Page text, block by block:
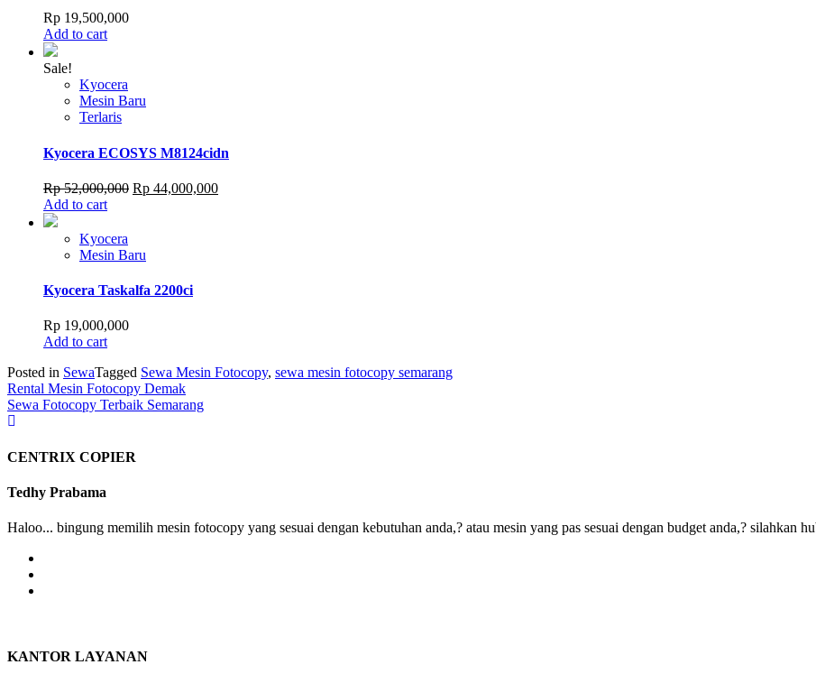
Rp 19,500,000
Add to cart
Sale!
Kyocera
Mesin Baru
Terlaris
Kyocera ECOSYS M8124cidn
Rp52,000,000 Original
Rp 44,000,000Current
Add to cart
Kyocera
Mesin Baru
Kyocera Taskalfa 2200ci
Rp 19,000,000
Add to cart
Posted in SewaTagged Sewa Mesin Fotocopy, sewa mesin fotocopy semarang
Post
navigation
Rental Mesin Fotocopy Demak
Sewa Fotocopy Terbaik Semarang
CENTRIX COPIER
Tedhy Prabama
Haloo... bingung memilih mesin fotocopy yang sesuai dengan kebutuhan anda,? atau mesin yang pas sesuai dengan budget anda,? silahkan
KANTOR LAYANAN